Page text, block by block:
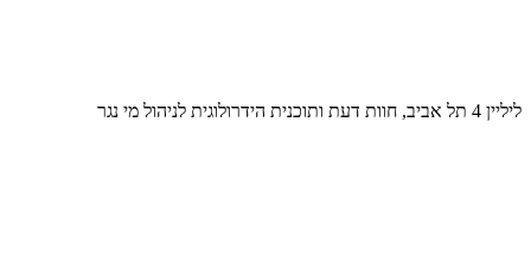
ליליין 4 תל אביב, חוות דעת ותוכנית הידרולוגית לניהול מי נגר